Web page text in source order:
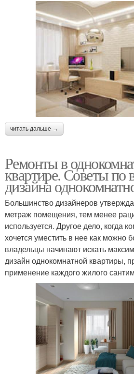
читать дальше →
Ремонты в
квартире. Советы по
дизайна
Большинство дизайнеров
метраж помещения, тем менее
используется. Другое дело, когда
хочется уместить в нее как можно
владельцы начинают искать
дизайн однокомнатной квартиры,
применение каждого жилого